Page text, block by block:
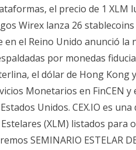
el precio de 1 XLM
Wirex lanza 26
el Reino Unido anunció la
por monedas
el dólar de Hong Kong
Monetarios en FinCEN
Unidos. CEX.IO es una
(XLM) listados para
SEMINARIO ESTELAR